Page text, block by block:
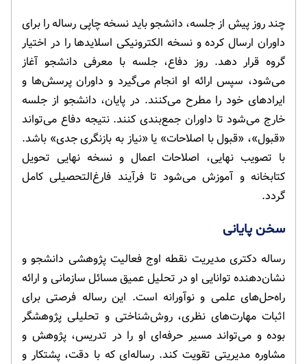
چند روز پیش از جلسه، دانشجو باید نسخه چاپی رساله را برای
داوران ارسال کرده و نسخه الکترونیکی اسلایدها را در اختیار
گروه قرار دهد. روز دفاع، جلسه با معرفی دانشجو آغاز
می‌شود، سپس ارائه او انجام می‌گیرد و داوران پرسش‌ها و
ایرادهای خود را مطرح می‌کنند. در پایان، دانشجو از جلسه
خارج می‌شود تا داوران جمع‌بندی کنند. نتیجه دفاع می‌تواند
«قبول»، «قبول با اصلاحات» یا «نیاز به بازنگری جدی» باشد.
با تصویب نهایی، اصلاحات اعمال و نسخه نهایی تحویل
کتابخانه و آموزش می‌شود تا فرآیند فارغ‌التحصیلی کامل
گردد.
سخن پایانی
رساله دکتری مدیریت نقطه اوج فعالیت پژوهشی دانشجو و
نشان‌دهنده توانایی او در تحلیل عمیق مسائل سازمانی و ارائه
راه‌حل‌های علمی و نوآورانه است. این رساله فرصتی برای
اثبات مهارت‌های نظری، روش‌شناختی و تحلیلی پژوهشگر
بوده و می‌تواند مسیر حرفه‌ای او را در تدریس، پژوهش و
مشاوره مدیریتی تقویت کند. رساله‌ای که با دقت، پشتکار و